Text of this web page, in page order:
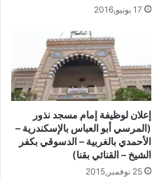
17 يونيو,2016
إعلان لوظيفة إمام مسجد نذور
(المرسي أبو العباس بالإسكندرية –
الأحمدي بالغربية – الدسوقي بكفر
الشيخ – القنائي بقنا)
25 نوفمبر,2015